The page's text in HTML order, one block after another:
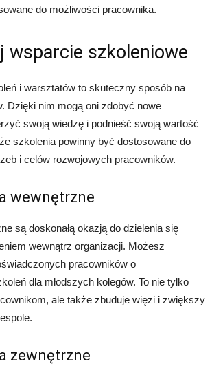
do możliwości pracownika.
wsparcie szkoleniowe
i warsztatów to skuteczny sposób na
Dzięki nim mogą oni zdobyć nowe
swoją wiedzę i podnieść swoją wartość
szkolenia powinny być dostosowane do
i celów rozwojowych pracowników.
wewnętrzne
są doskonałą okazją do dzielenia się
wewnątrz organizacji. Możesz
pracowników o
dla młodszych kolegów. To nie tylko
ale także zbuduje więzi i zwiększy
zewnętrzne